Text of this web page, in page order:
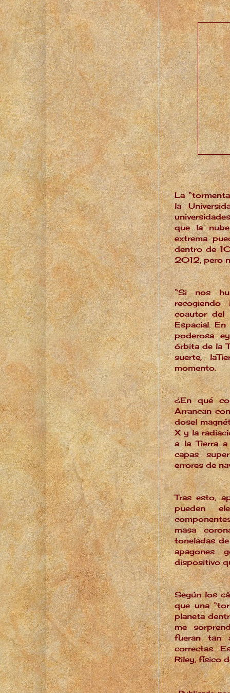
La
la
que la
extrema
dentro de
2012, pero
“Si nos
recogiendo
coautor del
Espacial.
poderosa
órbita de la
suerte, la
momento.
¿En qué
Arrancan
dosel
Xy la
a la Tierra
capas
errores de
Tras esto,
pueden
masa
toneladas
apagones
dispositivo
Según los
que una
planeta
me
fueran tan
correctas.
Riley, físico